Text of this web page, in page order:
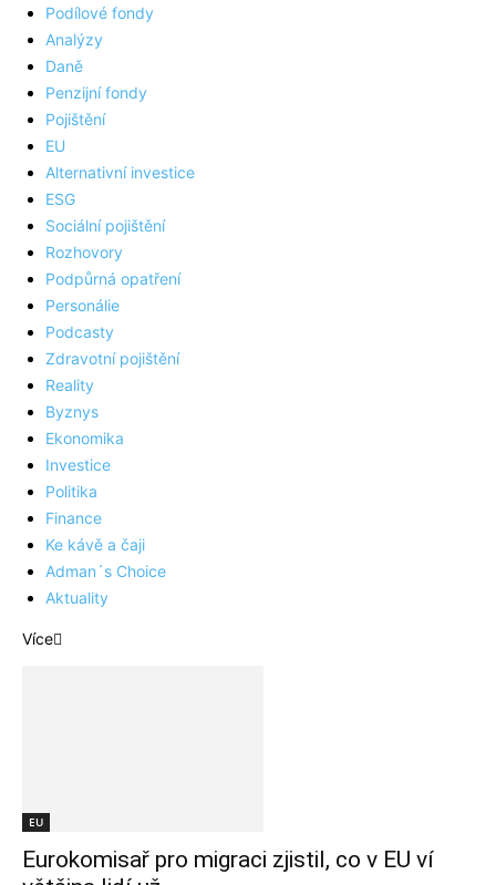
Podílové fondy
Analýzy
Daně
Penzijní fondy
Pojištění
EU
Alternativní investice
ESG
Sociální pojištění
Rozhovory
Podpůrná opatření
Personálie
Podcasty
Zdravotní pojištění
Reality
Byznys
Ekonomika
Investice
Politika
Finance
Ke kávě a čaji
Adman´s Choice
Aktuality
Více
EU
Eurokomisař pro migraci zjistil, co v EU ví